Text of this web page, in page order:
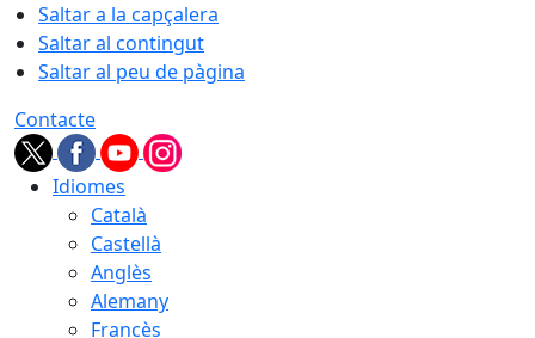
Saltar a la capçalera
Saltar al contingut
Saltar al peu de pàgina
Contacte
Idiomes
Català
Castellà
Anglès
Alemany
Francès